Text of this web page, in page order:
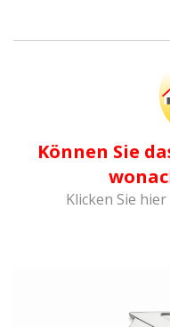
Können Sie
Klicken Sie